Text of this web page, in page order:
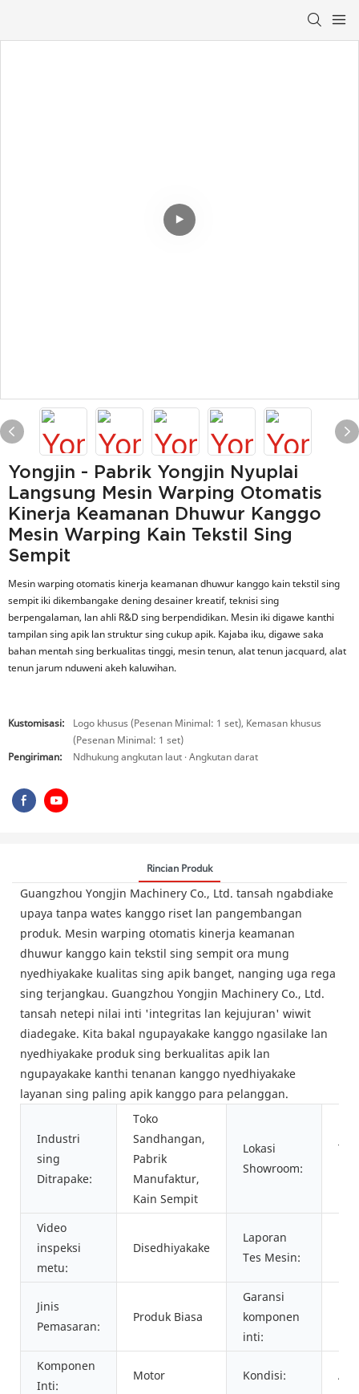
Yongjin - Pabrik Yongjin Nyuplai
Langsung Mesin Warping Otomatis
Kinerja Keamanan Dhuwur Kanggo
Mesin Warping Kain Tekstil Sing
Sempit
Mesin warping otomatis kinerja keamanan dhuwur kanggo kain tekstil sing
sempit iki dikembangake dening desainer kreatif, teknisi sing
berpengalaman, lan ahli R&D sing berpendidikan. Mesin iki digawe kanthi
tampilan sing apik lan struktur sing cukup apik. Kajaba iku, digawe saka
bahan mentah sing berkualitas tinggi, mesin tenun, alat tenun jacquard, alat
tenun jarum nduweni akeh kaluwihan.
Kustomisasi:
Logo khusus (Pesenan Minimal: 1 set), Kemasan khusus
(Pesenan Minimal: 1 set)
Pengiriman:
Ndhukung angkutan laut · Angkutan darat
Rincian Produk
Guangzhou Yongjin Machinery Co., Ltd. tansah ngabdiake
upaya tanpa wates kanggo riset lan pangembangan
produk. Mesin warping otomatis kinerja keamanan
dhuwur kanggo kain tekstil sing sempit ora mung
nyedhiyakake kualitas sing apik banget, nanging uga rega
sing terjangkau. Guangzhou Yongjin Machinery Co., Ltd.
tansah netepi nilai inti 'integritas lan kejujuran' wiwit
diadegake. Kita bakal ngupayakake kanggo ngasilake lan
nyedhiyakake produk sing berkualitas apik lan
ngupayakake kanthi tenanan kanggo nyedhiyakake
layanan sing paling apik kanggo para pelanggan.
Industri
sing
Ditrapake:
Toko
Sandhangan,
Pabrik
Manufaktur,
Kain Sempit
Lokasi
Showroom:
Video
inspeksi
metu:
Disedhiyakake
Laporan
Tes Mesin:
Jinis
Pemasaran:
Produk Biasa
Garansi
komponen
inti:
Komponen
Inti:
Motor Kondisi: